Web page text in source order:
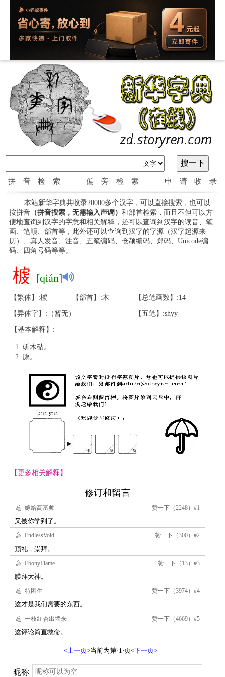
拼音检索 偏旁检索 申请收录
本站新华字典共收录20000多个汉字，可以直接搜索，也可以
按拼音（拼音搜索，无需输入声调） 和部首检索，而且不但可以方
便地查询到汉字的字意和相关解释，还可以查询到汉字的读音、笔
画、笔顺、部首等，此外还可以查询到汉字的字源（汉字起源来
历）、真人发音、注音、五笔编码、仓颉编码、郑码、Unicode编
码、四角号码等等。
榩 [qián]
【繁体】:榩 【部首】:木 【总笔画数】:14
【异体字】:（暂无） 【五笔】:shyy
【基本解释】:
斫木砧。
廪。
【更多相关解释】......